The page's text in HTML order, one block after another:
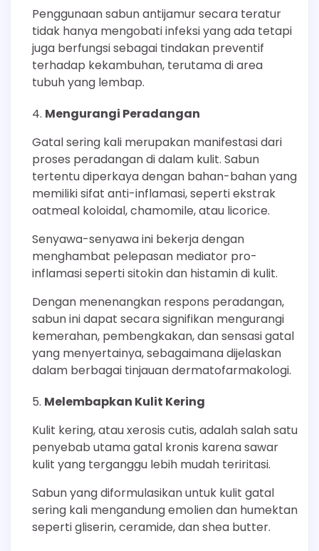
Penggunaan sabun antijamur secara teratur
tidak hanya mengobati infeksi yang ada tetapi
juga berfungsi sebagai tindakan preventif
terhadap kekambuhan, terutama di area
tubuh yang lembap.
Mengurangi Peradangan
Gatal sering kali merupakan manifestasi dari
proses peradangan di dalam kulit. Sabun
tertentu diperkaya dengan bahan-bahan yang
memiliki sifat anti-inflamasi, seperti ekstrak
oatmeal koloidal, chamomile, atau licorice.
Senyawa-senyawa ini bekerja dengan
menghambat pelepasan mediator pro-
inflamasi seperti sitokin dan histamin di kulit.
Dengan menenangkan respons peradangan,
sabun ini dapat secara signifikan mengurangi
kemerahan, pembengkakan, dan sensasi gatal
yang menyertainya, sebagaimana dijelaskan
dalam berbagai tinjauan dermatofarmakologi.
Melembapkan Kulit Kering
Kulit kering, atau xerosis cutis, adalah salah satu
penyebab utama gatal kronis karena sawar
kulit yang terganggu lebih mudah teriritasi.
Sabun yang diformulasikan untuk kulit gatal
sering kali mengandung emolien dan humektan
seperti gliserin, ceramide, dan shea butter.